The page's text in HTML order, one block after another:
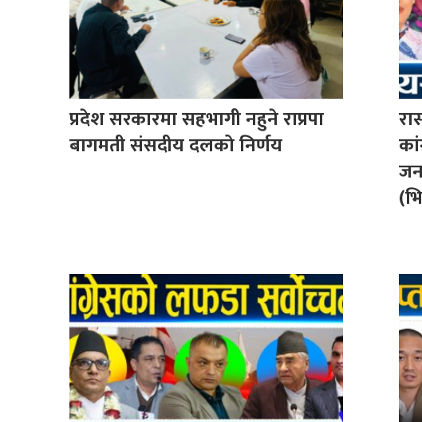
प्रदेश सरकारमा सहभागी नहुने राप्रपा
बागमती संसदीय दलको निर्णय